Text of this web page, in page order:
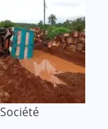
Société